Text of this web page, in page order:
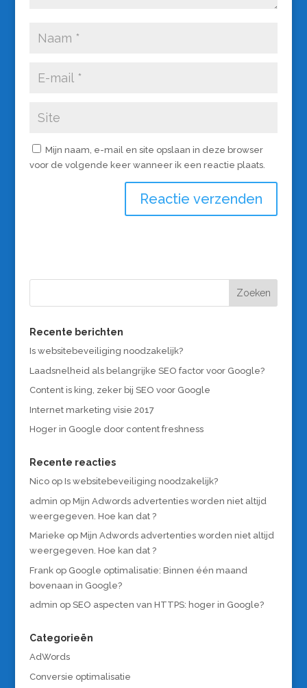
Mijn naam, e-mail en site opslaan in deze browser
voor de volgende keer wanneer ik een reactie plaats.
Recente berichten
Is websitebeveiliging noodzakelijk?
Laadsnelheid als belangrijke SEO factor voor Google?
Content is king, zeker bij SEO voor Google
Internet marketing visie 2017
Hoger in Google door content freshness
Recente reacties
Nicoop Is websitebeveiliging noodzakelijk?
admin op Mijn Adwords advertenties worden niet altijd
weergegeven. Hoe kan dat ?
Marieke op Mijn Adwords advertenties worden niet altijd
weergegeven. Hoe kan dat ?
Frankop Google optimalisatie: Binnen één maand
bovenaan in Google?
admin op SEO aspecten van HTTPS: hoger in Google?
Categorieën
AdWords
Conversie optimalisatie